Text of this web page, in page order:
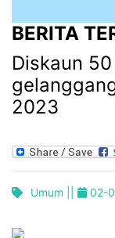
BERITA
Diskaun
2023
Umum || 02-